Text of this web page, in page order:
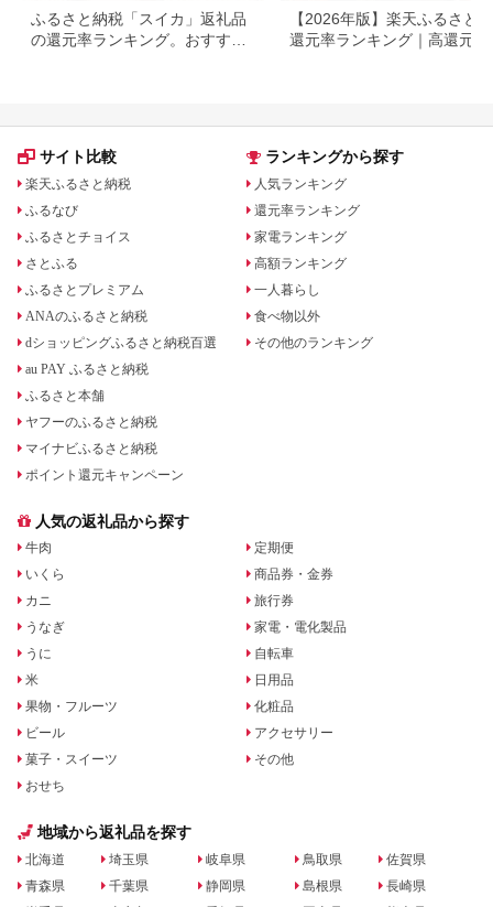
ふるさと納税「スイカ」返礼品
の還元率ランキング。おすすめ
【2026年版】楽天ふるさと
還元率ランキング｜高還元率
サイト比較
楽天ふるさと納税
ふるなび
ふるさとチョイス
さとふる
ふるさとプレミアム
ANAのふるさと納税
dショッピングふるさと納税百選
au PAY ふるさと納税
ふるさと本舗
ヤフーのふるさと納税
マイナビふるさと納税
ポイント還元キャンペーン
ランキングから探す
人気ランキング
還元率ランキング
家電ランキング
高額ランキング
一人暮らし
食べ物以外
その他のランキング
人気の返礼品から探す
牛肉
いくら
カニ
うなぎ
うに
米
果物・フルーツ
ビール
菓子・スイーツ
おせち
定期便
商品券・金券
旅行券
家電・電化製品
自転車
日用品
化粧品
アクセサリー
その他
地域から返礼品を探す
北海道
青森県
埼玉県
千葉県
岐阜県
静岡県
鳥取県
島根県
佐賀県
長崎県